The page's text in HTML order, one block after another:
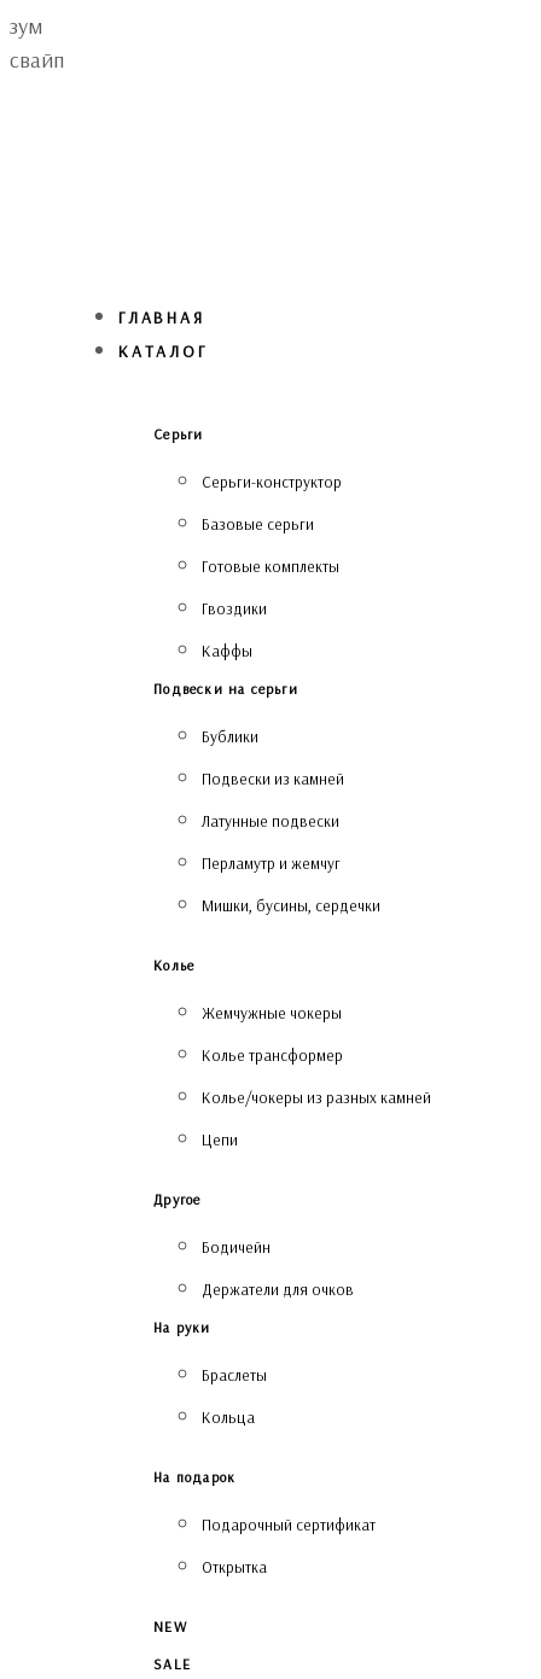
Skip
links
Skip
to
зум
свайп
ГЛАВНАЯ
КАТАЛОГ
Серьги
Серьги-конструктор
Базовые серьги
Готовые комплекты
Гвоздики
Каффы
Подвески на серьги
Бублики
Подвески из камней
Латунные подвески
Перламутр и жемчуг
Мишки, бусины, сердечки
Колье
Жемчужные чокеры
Колье трансформер
Колье/чокеры из разных камней
Цепи
Другое
Бодичейн
Держатели для очков
На руки
Браслеты
Кольца
На подарок
Подарочный сертификат
Открытка
NEW
SALE